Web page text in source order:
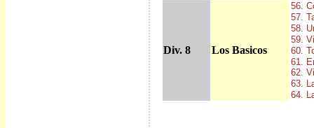
Div. 8 Los Basicos
56.
57.
58.
59.
60.
61.
62.
63.
64.